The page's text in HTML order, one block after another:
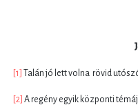
[1] Talán jó lett volna rövid
[2] A regény egyik központi